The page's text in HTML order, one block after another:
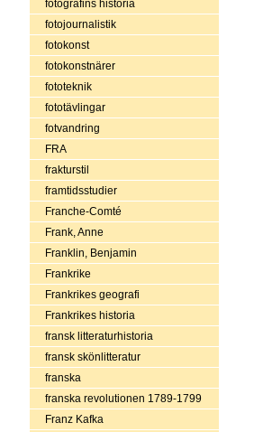
fotografins historia
fotojournalistik
fotokonst
fotokonstnärer
fototeknik
fototävlingar
fotvandring
FRA
frakturstil
framtidsstudier
Franche-Comté
Frank, Anne
Franklin, Benjamin
Frankrike
Frankrikes geografi
Frankrikes historia
fransk litteraturhistoria
fransk skönlitteratur
franska
franska revolutionen 1789-1799
Franz Kafka